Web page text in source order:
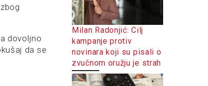
dovoljno
da se
Milan Radonjić: Cilj
kampanje protiv
novinara koji su pisali o
zvučnom oružju je strah